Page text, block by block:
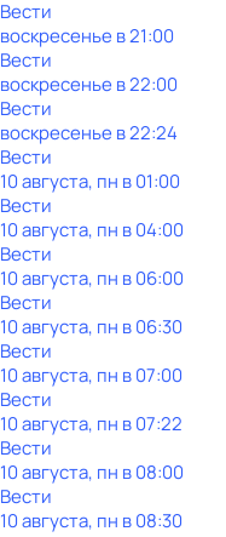
Вести
воскресенье в21:00
Вести
воскресенье в22:00
Вести
воскресенье в22:24
Вести
10 августа, пн в 01:00
Вести
10 августа, пн в 04:00
Вести
10 августа, пн в 06:00
Вести
10 августа, пн в 06:30
Вести
10 августа, пн в 07:00
Вести
10 августа, пн в 07:22
Вести
10 августа, пн в 08:00
Вести
10 августа, пн в 08:30